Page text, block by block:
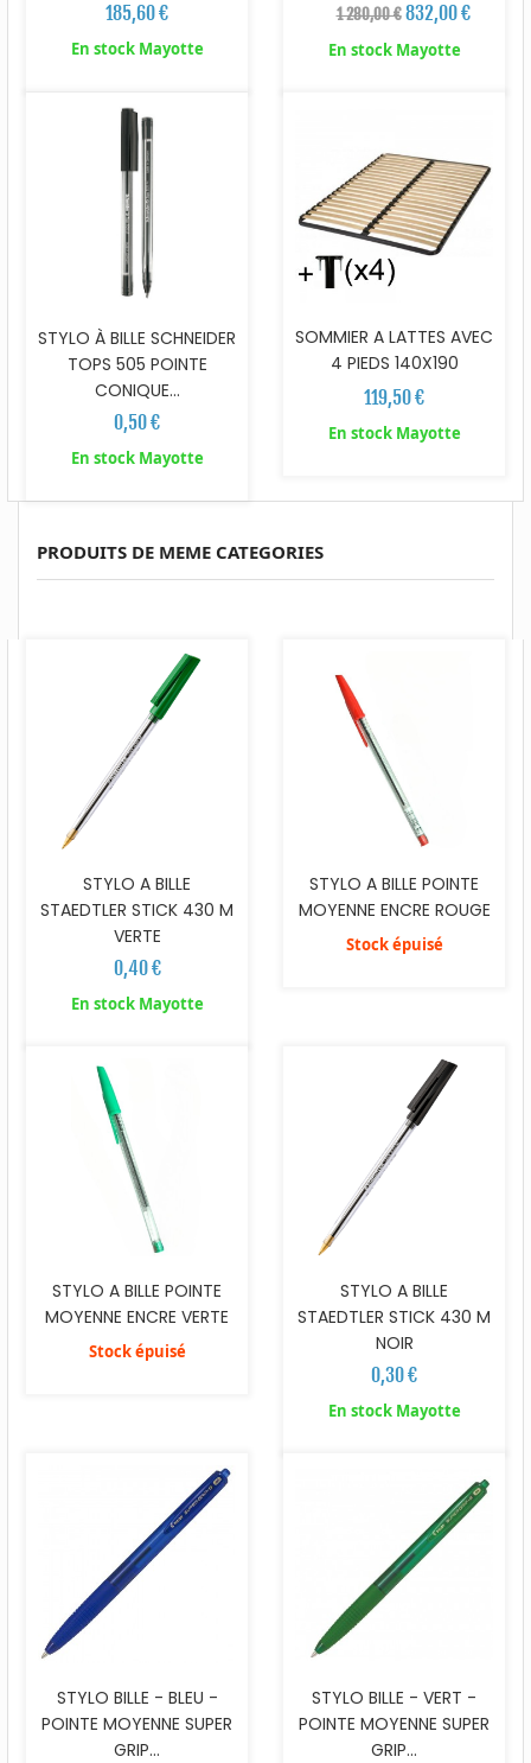
185,60 €
En stock Mayotte
1 280,00 € 832,00 €
En stock Mayotte
STYLO À BILLE SCHNEIDER
TOPS 505 POINTE
CONIQUE...
0,50 €
En stock Mayotte
SOMMIER A LATTES AVEC
4 PIEDS 140X190
119,50 €
En stock Mayotte
PRODUITS DE MEME CATEGORIES
STYLO A BILLE
STAEDTLER STICK 430 M
VERTE
0,40 €
En stock Mayotte
STYLO A BILLE POINTE
MOYENNE ENCRE ROUGE
Stock épuisé
STYLO A BILLE POINTE
MOYENNE ENCRE VERTE
Stock épuisé
STYLO A BILLE
STAEDTLER STICK 430 M
NOIR
0,30 €
En stock Mayotte
STYLO BILLE - BLEU -
POINTE MOYENNE SUPER
GRIP...
STYLO BILLE - VERT -
POINTE MOYENNE SUPER
GRIP...